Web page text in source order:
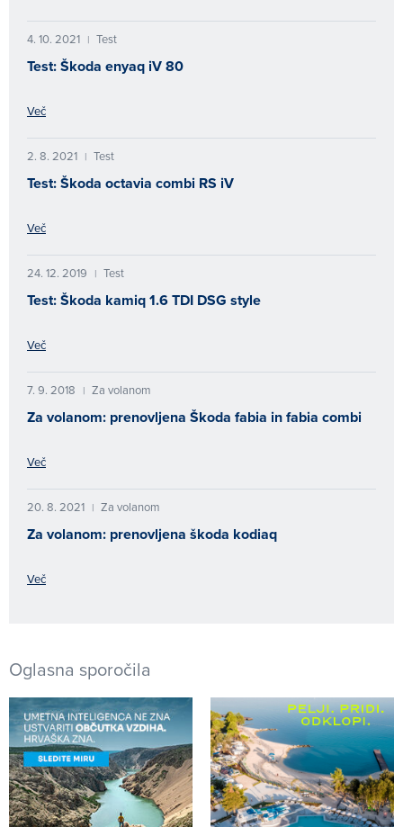
4. 10. 2021 | Test
Test: Škoda enyaq iV 80
Več
2. 8. 2021 | Test
Test: Škoda octavia combi RS iV
Več
24. 12. 2019 | Test
Test: Škoda kamiq 1.6 TDI DSG style
Več
7. 9. 2018 | Za volanom
Za volanom: prenovljena Škoda fabia in fabia combi
Več
20. 8. 2021 | Za volanom
Za volanom: prenovljena škoda kodiaq
Več
Oglasna sporočila